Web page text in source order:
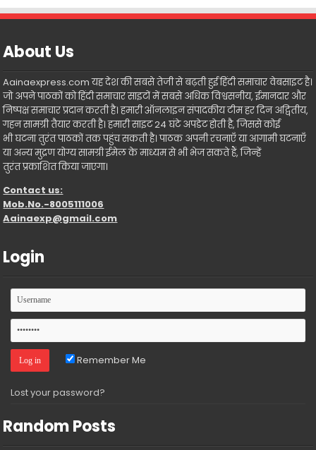
About Us
Aainaexpress.com यह देश की सबसे तेजी से बढ़ती हुई हिंदी समाचार वेबसाइट है।
जो अपने पाठकों को हिंदी समाचार साइटों में सबसे अधिक विश्वसनीय, ईमानदार और
निष्पक्ष समाचार प्रदान करती है। हमारी ऑनलाइन संपादकीय टीम हर दिन अद्वितीय,
गहन सामग्री तैयार करती है। हमारी साइट 24 घंटे अपडेट होती है, जिससे कोई
भी घटना तुरंत पाठकों तक पहुंच सकती है। पाठक अपनी रचनाएँ या आगामी घटनाएँ
या अन्य मुद्रण योग्य सामग्री ईमेल के माध्यम से भी भेज सकते हैं, जिन्हें
तुरंत प्रकाशित किया जाएगा।
Contact us:
Mob.No.-8005111006
Aainaexp@gmail.com
Login
Remember Me
Lost your password?
Random Posts